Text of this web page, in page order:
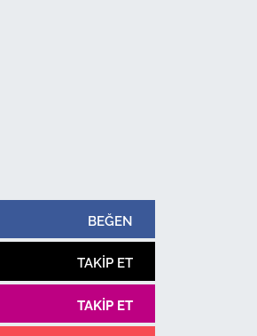
BEĞEN
TAKIP ET
TAKIP ET